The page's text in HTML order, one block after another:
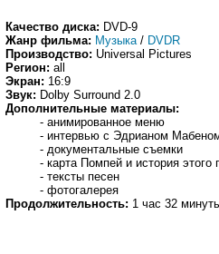
Качество диска: DVD-9
Жанр фильма: Музыка/ DVDR
Производство: Universal Pictures
Регион: all
Экран: 16:9
Звук: Dolby Surround 2.0
Дополнительные материалы:
- анимированное меню
- интервью с Эдрианом
- документальные съемки
- карта Помпей и история этого
- тексты песен
- фотогалерея
Продолжительность: 1 час 32